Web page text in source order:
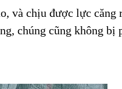
và chịu được lực căng
chúng cũng không bị